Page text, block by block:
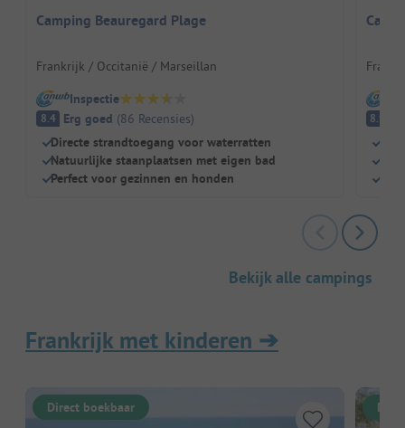
Camping Beauregard Plage
Frankrijk / Occitanië / Marseillan
Inspectie
8.4 Erg goed (86 Recensies)
Directe strandtoegang voor waterratten
Natuurlijke staanplaatsen met eigen bad
Perfect voor gezinnen en honden
8.9
Bekijk alle campings
Frankrijk met kinderen ➔
Direct boekbaar